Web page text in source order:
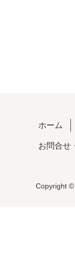
ホーム
お問合せ
Copyright ©